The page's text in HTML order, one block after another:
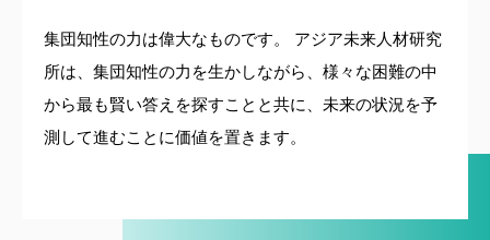
集団知性の力は偉大なものです。 アジア未来人材研究
所は、集団知性の力を生かしながら、様々な困難の中
から最も賢い答えを探すことと共に、未来の状況を予
測して進むことに価値を置きます。